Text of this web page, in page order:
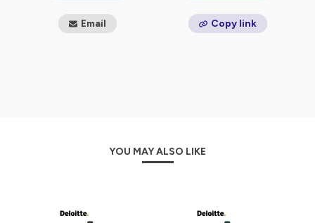
Email Copy link
YOU MAY ALSO LIKE